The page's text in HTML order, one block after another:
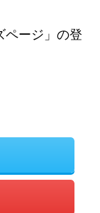
ページ」の登